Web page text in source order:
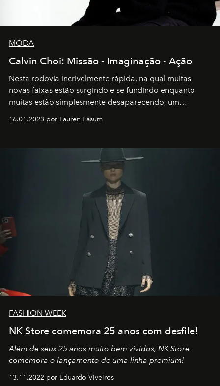
MODA
Calvin Choi: Missão - Imaginação - Ação
Nesta rodovia incrivelmente rápida, na qual muitas
novas faixas estão surgindo e se fundindo enquanto
muitas estão simplesmente desaparecendo, um
transportador AMTD abrindo caminho para muitos
por propósitos, com um claro senso de missão na vida e
16.01.2023 por Lauren Easum
FASHION WEEK
NK Store comemora 25 anos com desfile!
Além de seus 25 anos muito bem vividos, NK Store
comemora o lançamento de uma linha premium!
13.11.2022 por Eduardo Viveiros